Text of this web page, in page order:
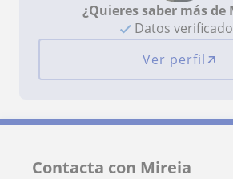
¿Quieres saber más de
Datos
Ver perfil
Contacta con Mireia